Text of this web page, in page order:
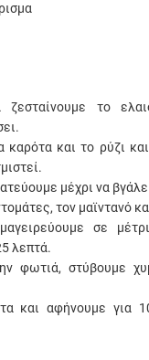
το
καρότα και το ρύζι
μέχρι να
τον μαϊντανό
σε
λεπτά.
φωτιά, στύβουμε
και αφήνουμε για